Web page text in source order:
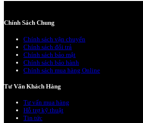
Bảo hành 6 tháng, đổi trả trong
Miễn phí vận chuyển trên toàn
Miễn phí hỗ trợ cài đặt phần
Chính Sách Chung
Chính sách vận chuyển
Chính sách đổi trả
Chính sách bảo mật
Chính sách bảo hành
Chính sách mua hàng Online
Tư Vấn Khách Hàng
Tư vấn mua hàng
Hỗ trợ kỹ thuật
Tin tức